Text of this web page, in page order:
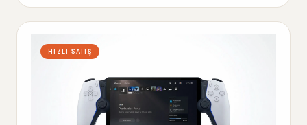
HIZLI SATIŞ